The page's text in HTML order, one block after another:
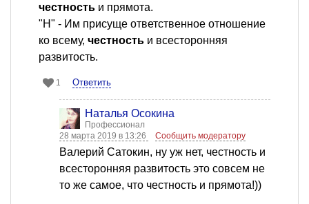
честность и прямота.
"Н" - Им присуще ответственное отношение
ко всему, честность и всесторонняя
развитость.
1 Ответить
Наталья Осокина
Профессионал
28 марта 2019 в 13:26
Сообщить модератору
Валерий Сатокин, ну уж нет, честность и
всесторонняя развитость это совсем не
то же самое, что честность и прямота!))